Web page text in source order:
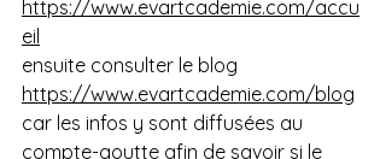
https://www.evartcademie.com/accu
eil
ensuite consulter le blog
https://www.evartcademie.com/blog
car les infos y sont diffusées au
compte-goutte afin de savoir si le